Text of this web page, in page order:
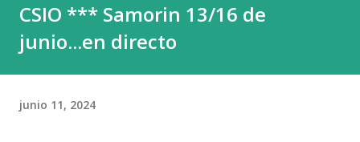
CSIO *** Samorin 13/16 de
junio...en directo
junio 11, 2024